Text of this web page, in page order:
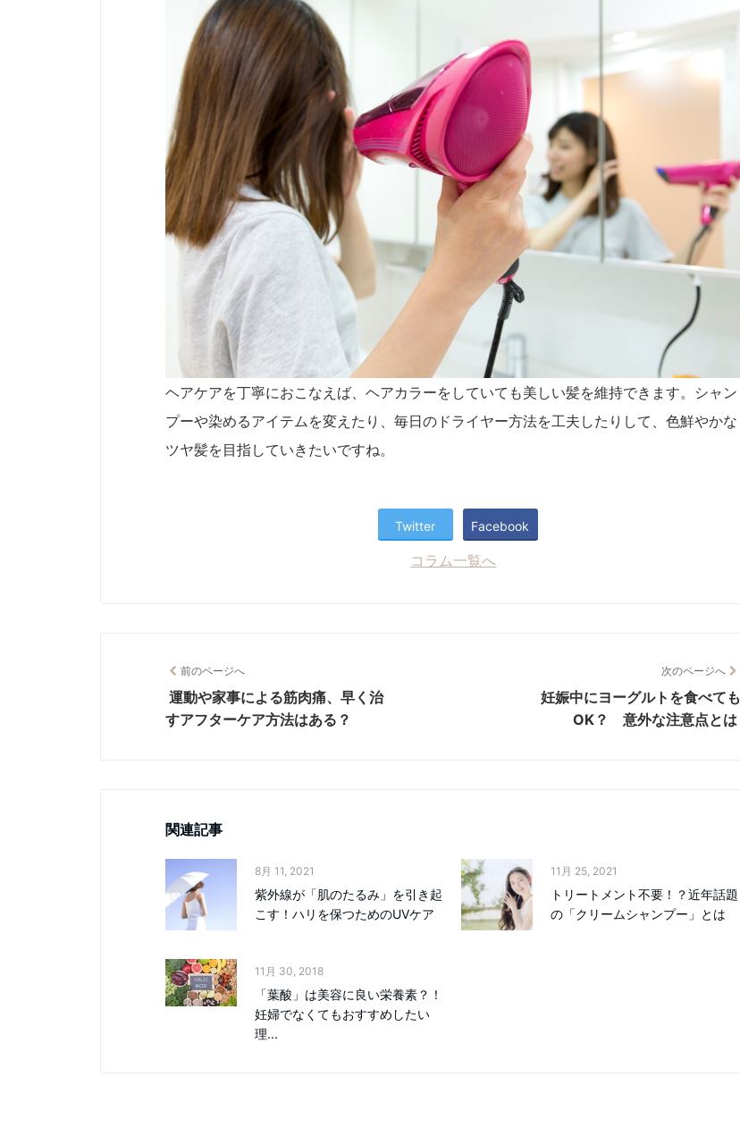
ヘアケアを丁寧におこなえば、ヘアカラーをしていても美しい髪を維持できます。シャン
プーや染めるアイテムを変えたり、毎日のドライヤー方法を工夫したりして、色鮮やかな
ツヤ髪を目指していきたいですね。
Twitter Facebook
コラム一覧へ
前のページへ
運動や家事による筋肉痛、早く治
すアフターケア方法はある？
次のページへ
妊娠中にヨーグルトを食べても
OK？ 意外な注意点とは
関連記事
8月 11, 2021
紫外線が「肌のたるみ」を引き起
こす！ハリを保つためのUVケア
11月 25, 2021
トリートメント不要！？近年話題
の「クリームシャンプー」とは
11月 30, 2018
「葉酸」は美容に良い栄養素？！
妊婦でなくてもおすすめしたい
理...